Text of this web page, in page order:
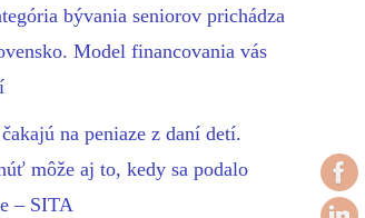
bývania seniorov prichádza
Model financovania vás
na peniaze z daní detí.
môže aj to, kedy sa podalo
– SITA